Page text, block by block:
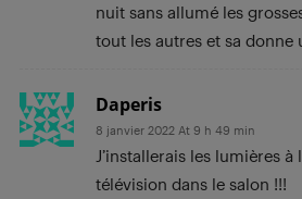
nuit sans allumé les
tout les autres et sa donne
Daperis
8 janvier 2022 At 9 h 49 min
J’installerais les lumières à
télévision dans le salon !!!